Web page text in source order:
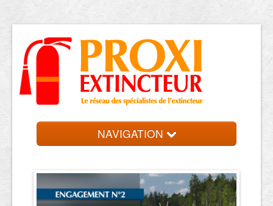
NAVIGATION
Trouver votre entreprise